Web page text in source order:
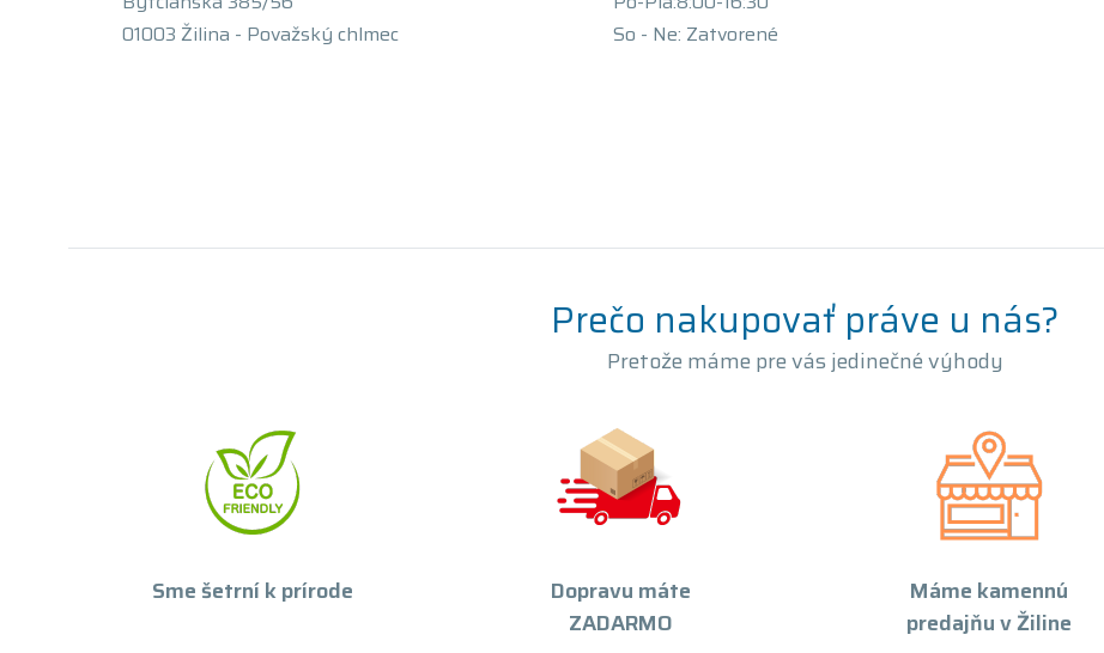
01003 Žilina - Považský chlmec
So - Ne: Zatvorené
Prečo nakupovať práve u nás?
Pretože máme pre vás jedinečné výhody
Sme šetrní k prírode
Dopravu máte
ZADARMO
Máme kamennú
predajňu v Žiline